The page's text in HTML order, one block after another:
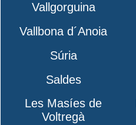
Vallgorguina
Vallbona d´Anoia
Súria
Saldes
Les Masíes de
Voltregà